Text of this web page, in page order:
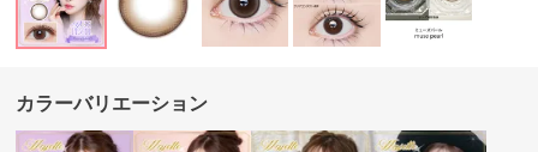
カラーバリエーション